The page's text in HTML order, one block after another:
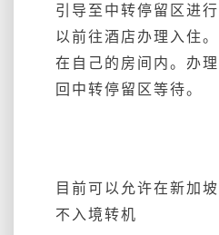
引导至中转停留区进
以前往酒店办理入住
在自己的房间内。办
回中转停留区等待。
目前可以允许在新加
不入境转机